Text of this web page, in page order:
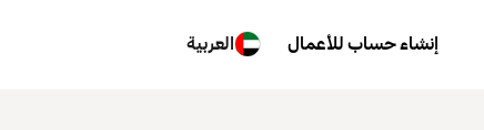
إنشاء حساب للأعمال العربية